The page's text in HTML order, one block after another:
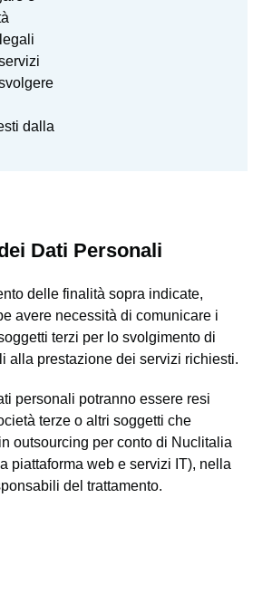
dalla
Dati Personali
delle finalità sopra indicate,
avere necessità di comunicare i
terzi per lo svolgimento di
alla prestazione dei servizi richiesti.
personali potranno essere resi
terze o altri soggetti che
outsourcing per conto di Nuclitalia
piattaforma web e servizi IT), nella
del trattamento.